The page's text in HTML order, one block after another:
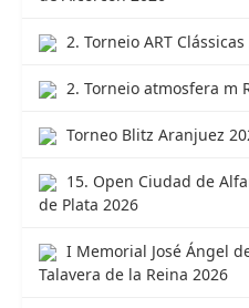
2. Torneio ART
2. Torneio atmosfera m
Torneo Blitz Aranjuez
15. Open Ciudad de
de Plata 2026
I Memorial José Ángel
Talavera de la Reina 2026